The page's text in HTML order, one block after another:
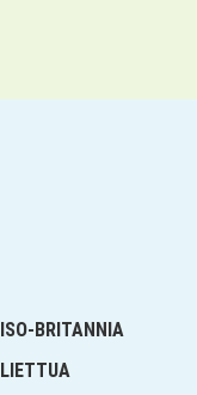
ISO-BRITANNIA
LIETTUA